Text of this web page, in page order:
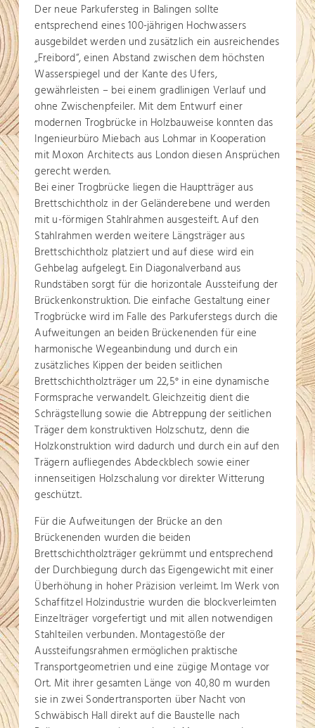
Der neue Parkufersteg in Balingen sollte
entsprechend eines 100-jährigen Hochwassers
ausgebildet werden und zusätzlich ein ausreichendes
„Freibord“, einen Abstand zwischen dem höchsten
Wasserspiegel und der Kante des Ufers,
gewährleisten – bei einem gradlinigen Verlauf und
ohne Zwischenpfeiler. Mit dem Entwurf einer
modernen Trogbrücke in Holzbauweise konnten das
Ingenieurbüro Miebach aus Lohmar in Kooperation
mit Moxon Architects aus London diesen Ansprüchen
gerecht werden.
Bei einer Trogbrücke liegen die Hauptträger aus
Brettschichtholz in der Geländerebene und werden
mit u-förmigen Stahlrahmen ausgesteift. Auf den
Stahlrahmen werden weitere Längsträger aus
Brettschichtholz platziert und auf diese wird ein
Gehbelag aufgelegt. Ein Diagonalverband aus
Rundstäben sorgt für die horizontale Aussteifung der
Brückenkonstruktion. Die einfache Gestaltung einer
Trogbrücke wird im Falle des Parkuferstegs durch die
Aufweitungen an beiden Brückenenden für eine
harmonische Wegeanbindung und durch ein
zusätzliches Kippen der beiden seitlichen
Brettschichtholzträger um 22,5° in eine dynamische
Formsprache verwandelt. Gleichzeitig dient die
Schrägstellung sowie die Abtreppung der seitlichen
Träger dem konstruktiven Holzschutz, denn die
Holzkonstruktion wird dadurch und durch ein auf den
Trägern aufliegendes Abdeckblech sowie einer
innenseitigen Holzschalung vor direkter Witterung
geschützt.
Für die Aufweitungen der Brücke an den
Brückenenden wurden die beiden
Brettschichtholzträger gekrümmt und entsprechend
der Durchbiegung durch das Eigengewicht mit einer
Überhöhung in hoher Präzision verleimt. Im Werk von
Schaffitzel Holzindustrie wurden die blockverleimten
Einzelträger vorgefertigt und mit allen notwendigen
Stahlteilen verbunden. Montagestöße der
Aussteifungsrahmen ermöglichen praktische
Transportgeometrien und eine zügige Montage vor
Ort. Mit ihrer gesamten Länge von 40,80 m wurden
sie in zwei Sondertransporten über Nacht von
Schwäbisch Hall direkt auf die Baustelle nach